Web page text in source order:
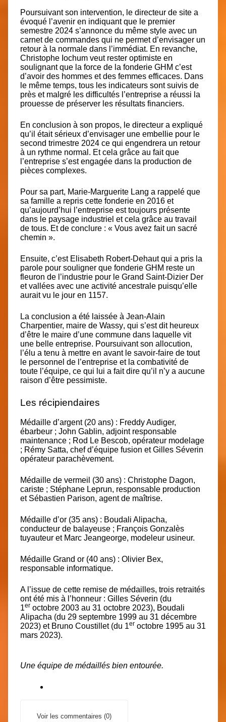
Poursuivant son intervention, le directeur de site a
évoqué l’avenir en indiquant que le premier
semestre 2024 s’annonce du même style avec un
carnet de commandes qui ne permet d’envisager un
retour à la normale dans l’immédiat. En revanche,
Christophe Iochum veut rester optimiste en
soulignant que la force de la fonderie GHM c’est
d’avoir des hommes et des femmes efficaces. Dans
le même temps, tous les indicateurs sont suivis de
près et malgré les difficultés l’entreprise a réussi la
prouesse de préserver les résultats financiers.
En conclusion à son propos, le directeur a expliqué
qu’il était sérieux d’envisager une embellie pour le
second trimestre 2024 ce qui engendrera un retour
à un rythme normal. Et cela grâce au fait que
l’entreprise s’est engagée dans la production de
pièces complexes.
Pour sa part, Marie-Marguerite Lang a rappelé que
sa famille a repris cette fonderie en 2016 et
qu’aujourd’hui l’entreprise est toujours présente
dans le paysage industriel et cela grâce au travail
de tous. Et de conclure : « Vous avez fait un sacré
chemin ».
Ensuite, c’estElisabeth Robert-Dehautqui a pris la
parole pour souligner que fonderie GHM reste un
fleuron de l’industrie pour le Grand Saint-Dizier Der
et vallées avec une activité ancestrale puisqu’elle
aurait vu le jour en 1157.
La conclusion a été laissée à Jean-Alain
Charpentier, maire de Wassy, qui s’est dit heureux
d’être le maire d’une commune dans laquelle vit
une belle entreprise. Poursuivant son allocution,
l’élu a tenu à mettre en avant le savoir-faire de tout
le personnel de l’entreprise et la combativité de
toute l’équipe, ce qui lui a fait dire qu’il n’y a aucune
raison d’être pessimiste.
Les récipiendaires
Médaille d’argent (20 ans) : Freddy Audiger,
ébarbeur ; John Gablin, adjoint responsable
maintenance ; Rod Le Bescob, opérateur modelage
; Rémy Satta, chef d’équipe fusion et Gilles Séverin
opérateur parachèvement.
Médaille de vermeil (30 ans) : Christophe Dagon,
cariste ; Stéphane Leprun, responsable production
et Sébastien Parison, agent de maîtrise.
Médaille d’or (35 ans) : Boudali Alipacha,
conducteur de balayeuse ; François Gonzalès
tuyauteur et Marc Jeangeorge, modeleur usineur.
Médaille Grand or (40 ans) : Olivier Bex,
responsable informatique.
A l’issue de cette remise de médailles, trois retraités
ont été mis à l’honneur : Gilles Séverin (du
1er octobre 2003 au 31 octobre 2023), Boudali
Alipacha (du 29 septembre 1999 au 31 décembre
2023) et Bruno Coustillet (du 1er octobre 1995 au 31
mars 2023).
Une équipe de médaillés bien entourée.
Voir les commentaires (0)